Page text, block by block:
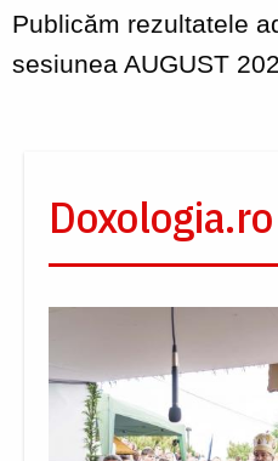
Publicăm rezultatele
sesiunea AUGUST
Doxologia.ro